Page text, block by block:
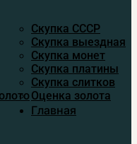
Скупка CCСР
Скупка выездная
Скупка монет
Скупка платины
Скупка слитков
Оценка золота
Главная